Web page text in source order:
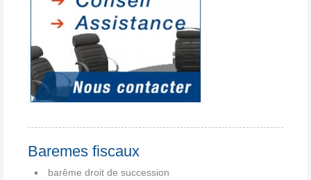
Baremes fiscaux
barême droit de succession